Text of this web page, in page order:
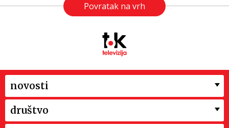
Povratak na vrh
novosti
društvo